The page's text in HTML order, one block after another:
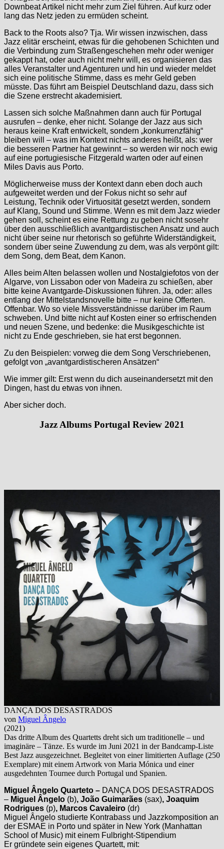
Downbeat Artikel nicht mehr zum Ziel führen. Auf kurz oder
lang das Netz jeden zu ermüden scheint.
Back to the Roots also? Tja. Wir wissen inzwischen, dass
Jazz elitär erscheint, etwas für die gehobenen Schichten und
die Verbindung zum Straßengeschehen mehr oder weniger
gekappt hat, oder auch nicht mehr will, es organisieren das
alles Veranstalter und Agenturen und hin und wieder meldet
sich eine politische Stimme, dass es mehr Geld geben
müsste. Das führt am Beispiel Deutschland dazu, dass sich
die Szene erstrecht akademisiert.
Lassen sich solche Maßnahmen dann auch für Portugal
ausrufen – denke, eher nicht. Solange der Jazz aus sich
heraus keine Kraft entwickelt, sondern „konkurrenzfähig“
bleiben will – was im Kontext nichts anderes heißt, als: wer
die besseren Partner hat gewinnt – so werden wir noch ewig
auf eine portugiesische Fitzgerald warten oder auf einen
Miles Davis aus Porto.
Möglicherweise muss der Kontext dann eben doch auch
aufgeweitet werden und der Fokus nicht so sehr auf
Leistung, Technik oder Virtuosität gesetzt werden, sondern
auf Klang, Sound und Stimme. Wenn es mit dem Jazz wieder
gehen soll, scheint es eine Rettung zu geben nicht sosehr
über den ausschließlich avantgardistischen Ansatz und auch
nicht über seine nur rhetorisch so geführte Widerständigkeit,
sondern über seine Zuwendung zu dem, was als verpönt gilt:
dem Song, dem Beat, dem Kanon.
Alles beim Alten belassen wollen und Nostalgiefotos von der
Algarve, von Lissabon oder von Madeira zu schießen, aber
bitte keine Avantgarde-Diskussionen führen. Ja, oder: alles
entlang der Mittelstandsnovelle bitte – nur keine Offerten.
Offenbar. Wo so viele Missverständnisse darüber im Raum
schweben. Und bitte nicht auf Kosten einer so erfrischenden
und neuen Szene, und bedenke: die Musikgeschichte ist
nicht zu Ende geschrieben, sie hat erst begonnen.
Zu den Beispielen: vorweg die dem Song Verschriebenen,
gefolgt von „avantgardistischeren Ansätzen“
Wie immer gilt: Erst wenn du dich auseinandersetzt mit den
Dingen, hast du etwas von ihnen.
Aber sicher doch.
Jazz Albums Portugal Review 2021
DANÇA DOS DESASTRADOS
von Miguel Ângelo
(2021)
Das dritte Album des Quartetts dreht sich um traditionelle – und
imaginäre – Tänze. Es wurde im Juni 2021 in der Bandcamp-Liste
Best Jazz ausgezeichnet. Begleitet von einer limitierten Auflage (250
Exemplare) mit einem Artwork von Maria Mónica und einer
ausgedehnten Tournee durch Portugal und Spanien.
Miguel Ângelo Quarteto – DANÇA DOS DESASTRADOS
– Miguel Ângelo (b), João Guimarães (sax), Joaquim
Rodrigues (p), Marcos Cavaleiro (dr)
Miguel Ângelo studierte Kontrabass und Jazzkomposition an
der ESMAE in Porto und später in New York (Manhattan
School of Music) mit einem Fulbright-Stipendium
Er gründete sein eigenes Quartett, mit: